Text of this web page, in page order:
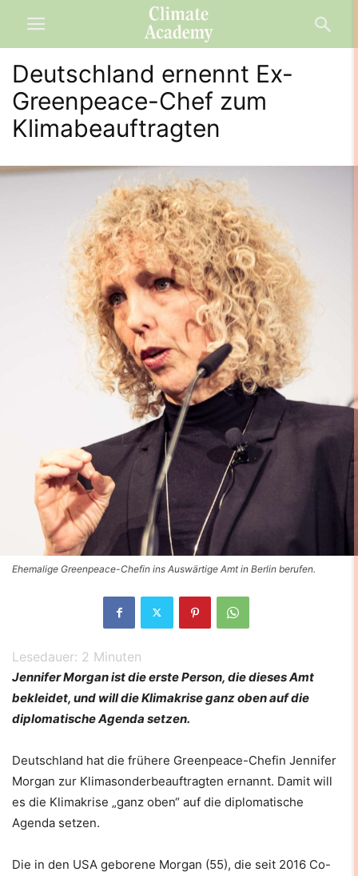
Deutschland ernennt Ex-
Greenpeace-Chef zum
Klimabeauftragten
Ehemalige Greenpeace-Chefin ins Auswärtige Amt in Berlin berufen.
Lesedauer: 2 Minuten
Jennifer Morgan ist die erste Person, die dieses Amt
bekleidet, und will die Klimakrise ganz oben auf die
diplomatische Agenda setzen.
Deutschland hat die frühere Greenpeace-Chefin Jennifer
Morgan zur Klimasonderbeauftragten ernannt. Damit will
es die Klimakrise „ganz oben“ auf die diplomatische
Agenda setzen.
Die in den USA geborene Morgan (55), die seit 2016 Co-